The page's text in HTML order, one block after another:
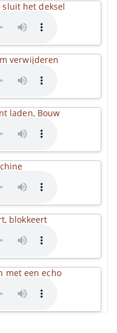
sluit het deksel
verwijderen
laden, Bouw
blokkeert
met een echo